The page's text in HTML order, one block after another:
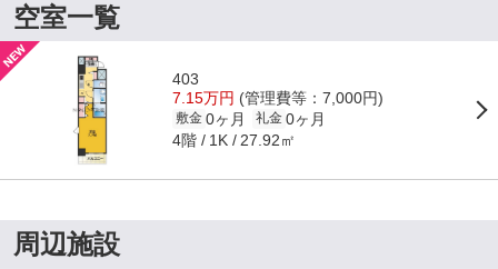
空室一覧
403
7.15万円 (管理費等：7,000円)
敷金 0ヶ月 礼金 0ヶ月
4階 1K 27.92㎡
周辺施設